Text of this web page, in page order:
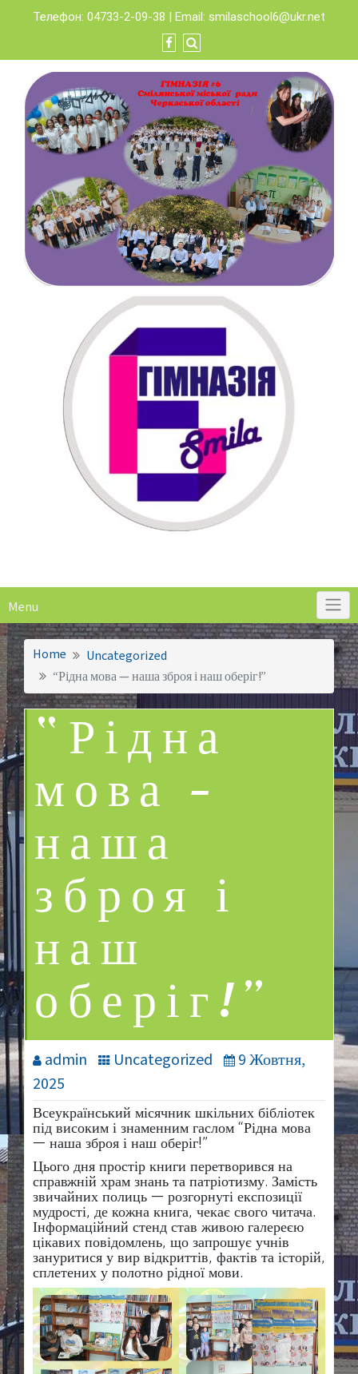
content
Телефон: 04733-2-09-38 | Email: smilaschool6@ukr.net
Menu
Home
Uncategorized
“Рідна мова — наша зброя і наш оберіг!”
“Рідна
мова —
наша
зброя і
наш
оберіг!”
admin Uncategorized
9 Жовтня,
2025
Всеукраїнський місячник шкільних бібліотек
під високим і знаменним гаслом “Рідна мова
— наша зброя і наш оберіг!”
​Цього дня простір книги перетворився на
справжній храм знань та патріотизму. Замість
звичайних полиць — розгорнуті експозиції
мудрості, де кожна книга, чекає свого читача.
Інформаційний стенд став живою галереєю
цікавих повідомлень, що запрошує учнів
зануритися у вир відкриттів, фактів та історій,
сплетених у полотно рідної мови.